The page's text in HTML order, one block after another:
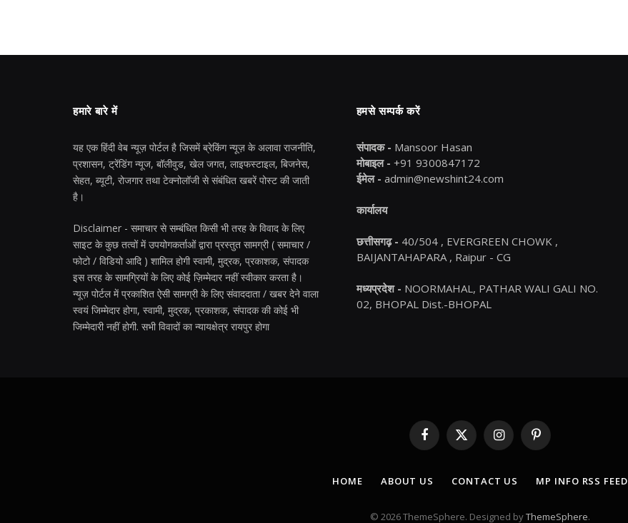
हमारे बारे में
यह एक हिंदी वेब न्यूज़ पोर्टल है जिसमें ब्रेकिंग न्यूज़ के अलावा राजनीति,
प्रशासन, ट्रेंडिंग न्यूज, बॉलीवुड, खेल जगत, लाइफस्टाइल, बिजनेस,
सेहत, ब्यूटी, रोजगार तथा टेक्नोलॉजी से संबंधित खबरें पोस्ट की जाती
है।
Disclaimer - समाचार से सम्बंधित किसी भी तरह के विवाद के लिए
साइट के कुछ तत्वों में उपयोगकर्ताओं द्वारा प्रस्तुत सामग्री ( समाचार /
फोटो / विडियो आदि ) शामिल होगी स्वामी, मुद्रक, प्रकाशक, संपादक
इस तरह के सामग्रियों के लिए कोई ज़िम्मेदार नहीं स्वीकार करता है।
न्यूज़ पोर्टल में प्रकाशित ऐसी सामग्री के लिए संवाददाता / खबर देने वाला
स्वयं जिम्मेदार होगा, स्वामी, मुद्रक, प्रकाशक, संपादक की कोई भी
जिम्मेदारी नहीं होगी. सभी विवादों का न्यायक्षेत्र रायपुर होगा
हमसे सम्पर्क करें
संपादक - Mansoor Hasan
मोबाइल - +91 9300847172
ईमेल - admin@newshint24.com
कार्यालय
छत्तीसगढ़ - 40/504 , EVERGREEN CHOWK ,
BAIJANTAHAPARA , Raipur - CG
मध्यप्रदेश - NOORMAHAL, PATHAR WALI GALI NO.
02, BHOPAL Dist.-BHOPAL
Facebook
X
(Twitter)
InstagramPinterest
HOME ABOUT US CONTACT US MP INFO RSS FEED
© 2026 ThemeSphere. Designed byThemeSphere.